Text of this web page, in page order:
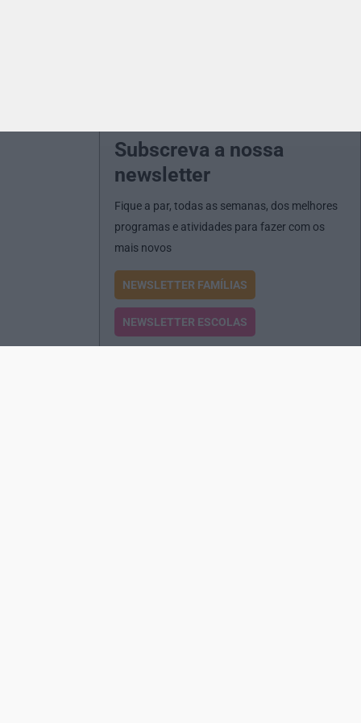
Subscreva a nossa
newsletter
Fique a par, todas as semanas, dos melhores
programas e atividades para fazer com os
mais novos
NEWSLETTER FAMÍLIAS
NEWSLETTER ESCOLAS